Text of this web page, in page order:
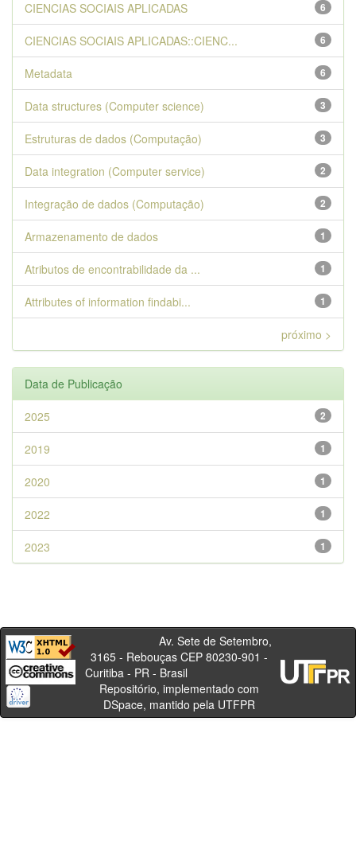
6
CIENCIAS SOCIAIS APLICADAS
6
CIENCIAS SOCIAIS APLICADAS::CIENC...
6
Metadata
3
Data structures (Computer science)
3
Estruturas de dados (Computação)
2
Data integration (Computer service)
2
Integração de dados (Computação)
1
Armazenamento de dados
1
Atributos de encontrabilidade da ...
1
Attributes of information findabi...
próximo >
Data de Publicação
2
2025
1
2019
1
2020
1
2022
1
2023
Av. Sete de Setembro,
3165 - Rebouças CEP 80230-901 -
Curitiba - PR - Brasil
Repositório, implementado com
DSpace, mantido pela UTFPR